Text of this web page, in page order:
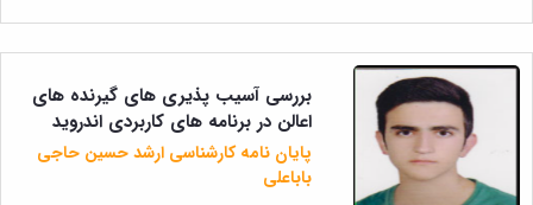
دانشکده
تولید
Journal
of
Stress
Analysis
ارتباط
با
بررسی آسیب پذیری های گیرنده های
اعالن در برنامه های کاربردی اندروید
پایان نامه کارشناسی ارشد حسین حاجی
باباعلی